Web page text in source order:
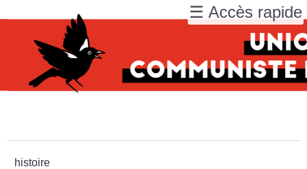
histoire
☰ Accès rapide